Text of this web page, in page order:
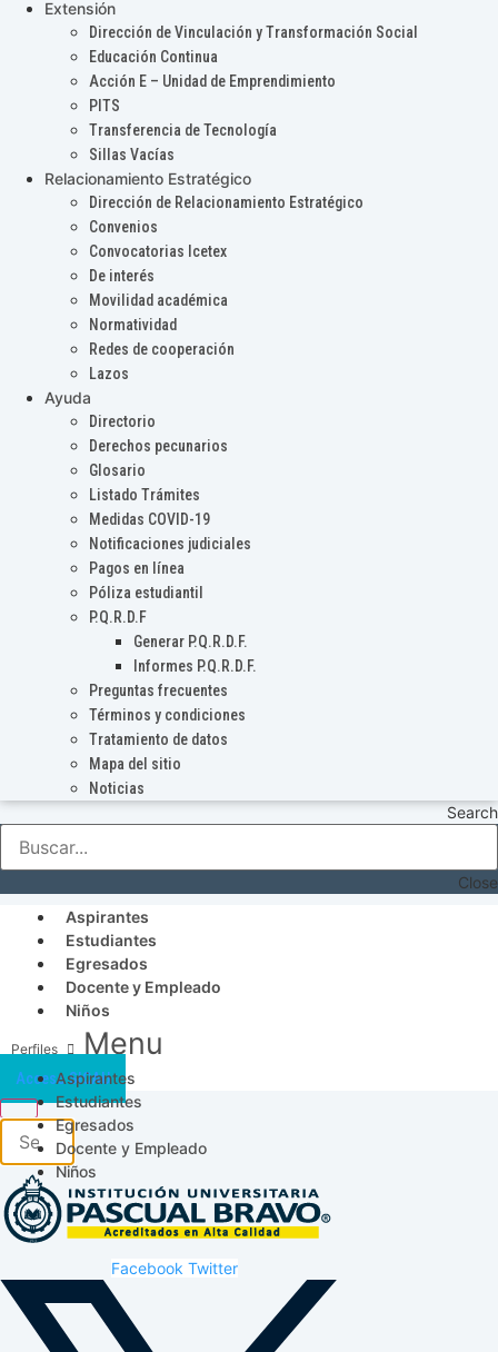
Extensión
Dirección de Vinculación y Transformación Social
Educación Continua
Acción E – Unidad de Emprendimiento
PITS
Transferencia de Tecnología
Sillas Vacías
Relacionamiento Estratégico
Dirección de Relacionamiento Estratégico
Convenios
Convocatorias Icetex
De interés
Movilidad académica
Normatividad
Redes de cooperación
Lazos
Ayuda
Directorio
Derechos pecunarios
Glosario
Listado Trámites
Medidas COVID-19
Notificaciones judiciales
Pagos en línea
Póliza estudiantil
P.Q.R.D.F
Generar P.Q.R.D.F.
Informes P.Q.R.D.F.
Preguntas frecuentes
Términos y condiciones
Tratamiento de datos
Mapa del sitio
Noticias
Search
Close
Aspirantes
Estudiantes
Egresados
Docente y Empleado
Niños
Menu
Aspirantes
Estudiantes
Egresados
Docente y Empleado
Niños
Acceso SICAU
Facebook Twitter